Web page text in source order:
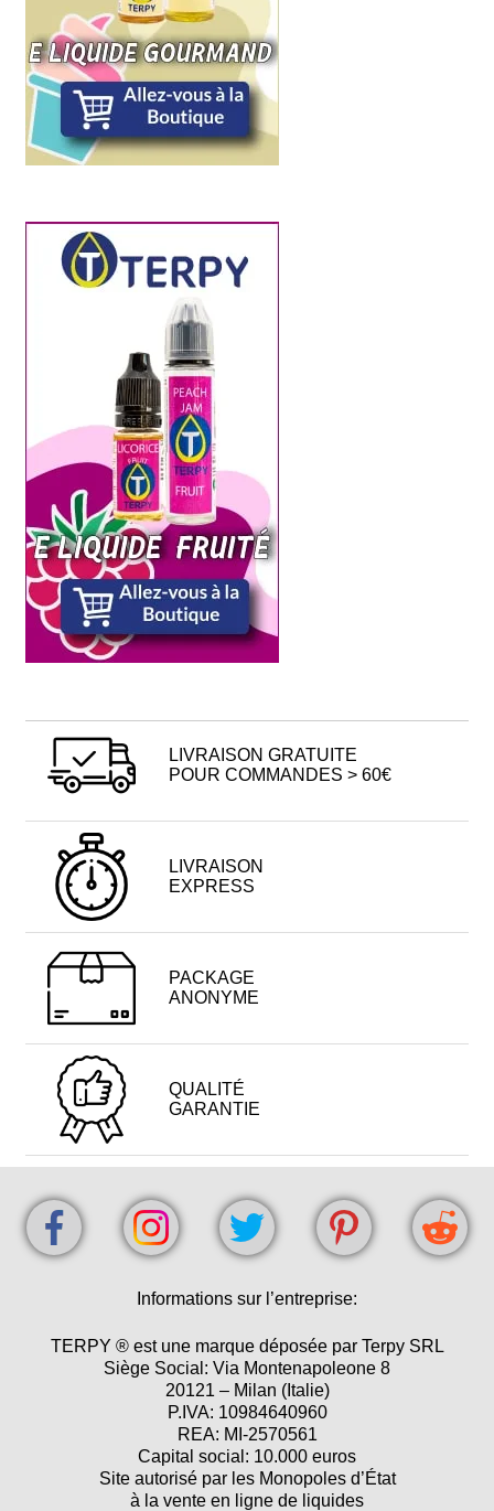
LIVRAISON GRATUITE
POUR COMMANDES > 60€
LIVRAISON
EXPRESS
PACKAGE
ANONYME
QUALITÉ
GARANTIE
Informations sur l’entreprise:
TERPY ® est une marque déposée par Terpy SRL
Siège Social: Via Montenapoleone 8
20121 – Milan (Italie)
P.IVA: 10984640960
REA: MI-2570561
Capital social: 10.000 euros
Site autorisé par les Monopoles d’État
à la vente en ligne de liquides